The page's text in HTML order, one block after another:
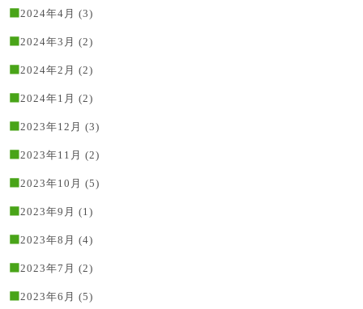
2024年4月 (3)
2024年3月 (2)
2024年2月 (2)
2024年1月 (2)
2023年12月 (3)
2023年11月 (2)
2023年10月 (5)
2023年9月 (1)
2023年8月 (4)
2023年7月 (2)
2023年6月 (5)